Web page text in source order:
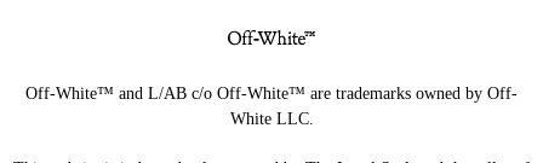
Off-White™ and L/AB c/o Off-White™ are trademarks owned by Off-
White LLC.